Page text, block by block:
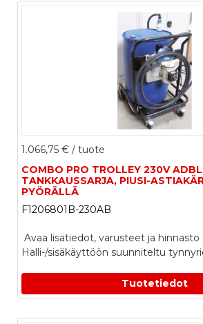
1.066,75 € / tuote
COMBO PRO TROLLEY 230V
TANKKAUSSARJA, PIUSI-
PYÖRÄLLÄ
F1206801B-230AB
Avaa lisätiedot, varusteet ja hinnasto
Halli-/sisäkäyttöön suunniteltu
Tuotetiedot